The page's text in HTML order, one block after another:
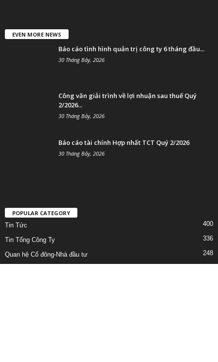
EVEN MORE NEWS
Báo cáo tình hình quản trị công ty 6 tháng đầu...
30 Tháng Bảy, 2026
Công văn giải trình về lợi nhuận sau thuế Quý
2/2026...
30 Tháng Bảy, 2026
Báo cáo tài chính Hợp nhất TCT Quý 2/2026
30 Tháng Bảy, 2026
POPULAR CATEGORY
Tin Tức
400
Tin Tổng Công Ty 336
Quan hệ Cổ đông-Nhà đầu tư 248